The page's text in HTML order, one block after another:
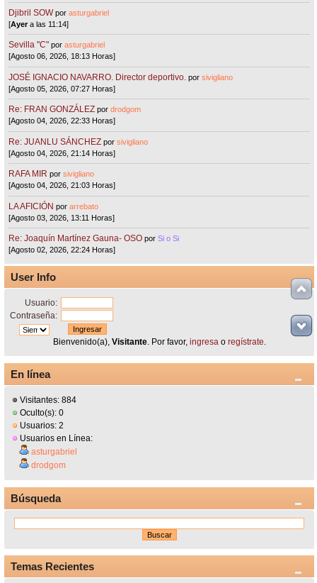
Djibril SOW porasturgabriel
[Ayera las 11:14]
Sevilla "C"porasturgabriel
[Agosto 06, 2026, 18:13 Horas]
JOSÉ IGNACIO NAVARRO. Director deportivo. porsivigliano
[Agosto 05, 2026, 07:27 Horas]
Re: FRAN GONZÁLEZ pordrodgom
[Agosto 04, 2026, 22:33 Horas]
Re: JUANLU SÁNCHEZ porsivigliano
[Agosto 04, 2026, 21:14 Horas]
RAFA MIR porsivigliano
[Agosto 04, 2026, 21:03 Horas]
LA AFICIÓN porarrebato
[Agosto 03, 2026, 13:11 Horas]
Re: Joaquín Martínez Gauna- OSO porSi o Si
[Agosto 02, 2026, 22:24 Horas]
User Info
Usuario:
Contraseña:
Bienvenido(a), Visitante. Por favor, ingresao regístrate.
En línea
Visitantes: 884
Oculto(s): 0
Usuarios: 2
Usuarios en Línea:
asturgabriel
drodgom
Búsqueda
Temas Recientes